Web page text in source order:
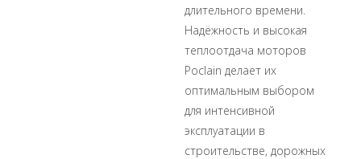
длительного времени.
Надёжность и высокая
теплоотдача моторов
Poclain делает их
оптимальным выбором
для интенсивной
эксплуатации в
строительстве, дорожных